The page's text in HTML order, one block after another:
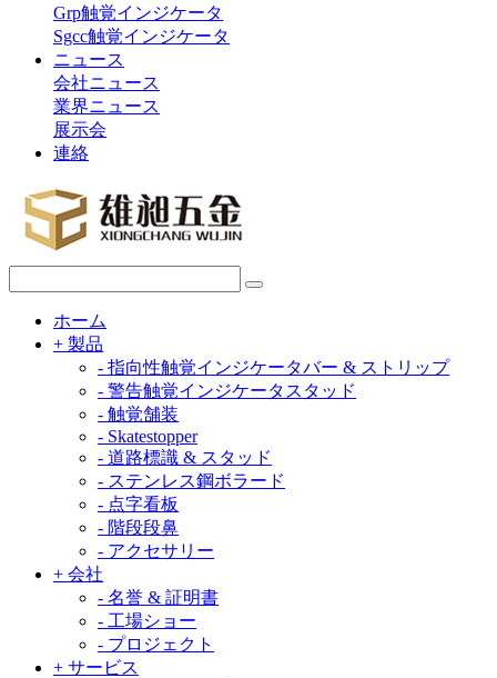
Grp触覚インジケータ
Sgcc触覚インジケータ
ニュース
会社ニュース
業界ニュース
展示会
連絡
ホーム
+ 製品
- 指向性触覚インジケータバー & ストリップ
- 警告触覚インジケータスタッド
- 触覚舗装
- Skatestopper
- 道路標識 & スタッド
- ステンレス鋼ボラード
- 点字看板
- 階段段鼻
- アクセサリー
+ 会社
- 名誉 & 証明書
- 工場ショー
- プロジェクト
+ サービス